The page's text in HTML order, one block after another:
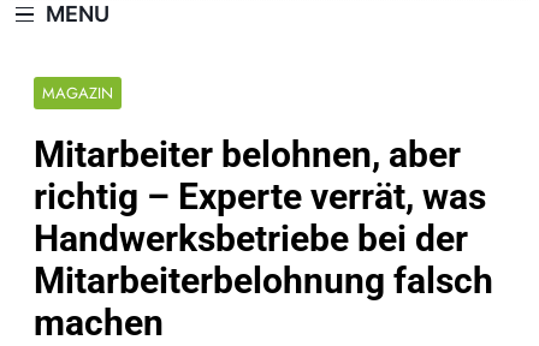
MENU
MAGAZIN
Mitarbeiter belohnen, aber
richtig – Experte verrät, was
Handwerksbetriebe bei der
Mitarbeiterbelohnung falsch
machen